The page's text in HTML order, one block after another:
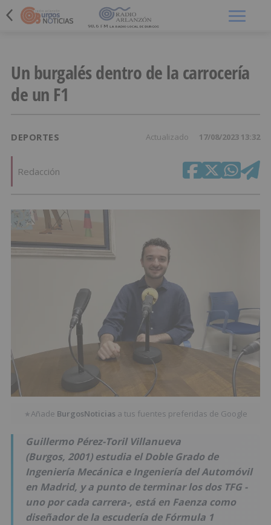
Un burgalés dentro de la carrocería
de un F1
DEPORTES Actualizado 17/08/2023 13:32
Redacción
★Añade BurgosNoticias a tus fuentes preferidas de Google
Guillermo Pérez-Toril Villanueva
(Burgos, 2001) estudia el Doble Grado de
Ingeniería Mecánica e Ingeniería del Automóvil
en Madrid, y a punto de terminar los dos TFG -
uno por cada carrera-, está en Faenza como
diseñador de la escudería de Fórmula 1